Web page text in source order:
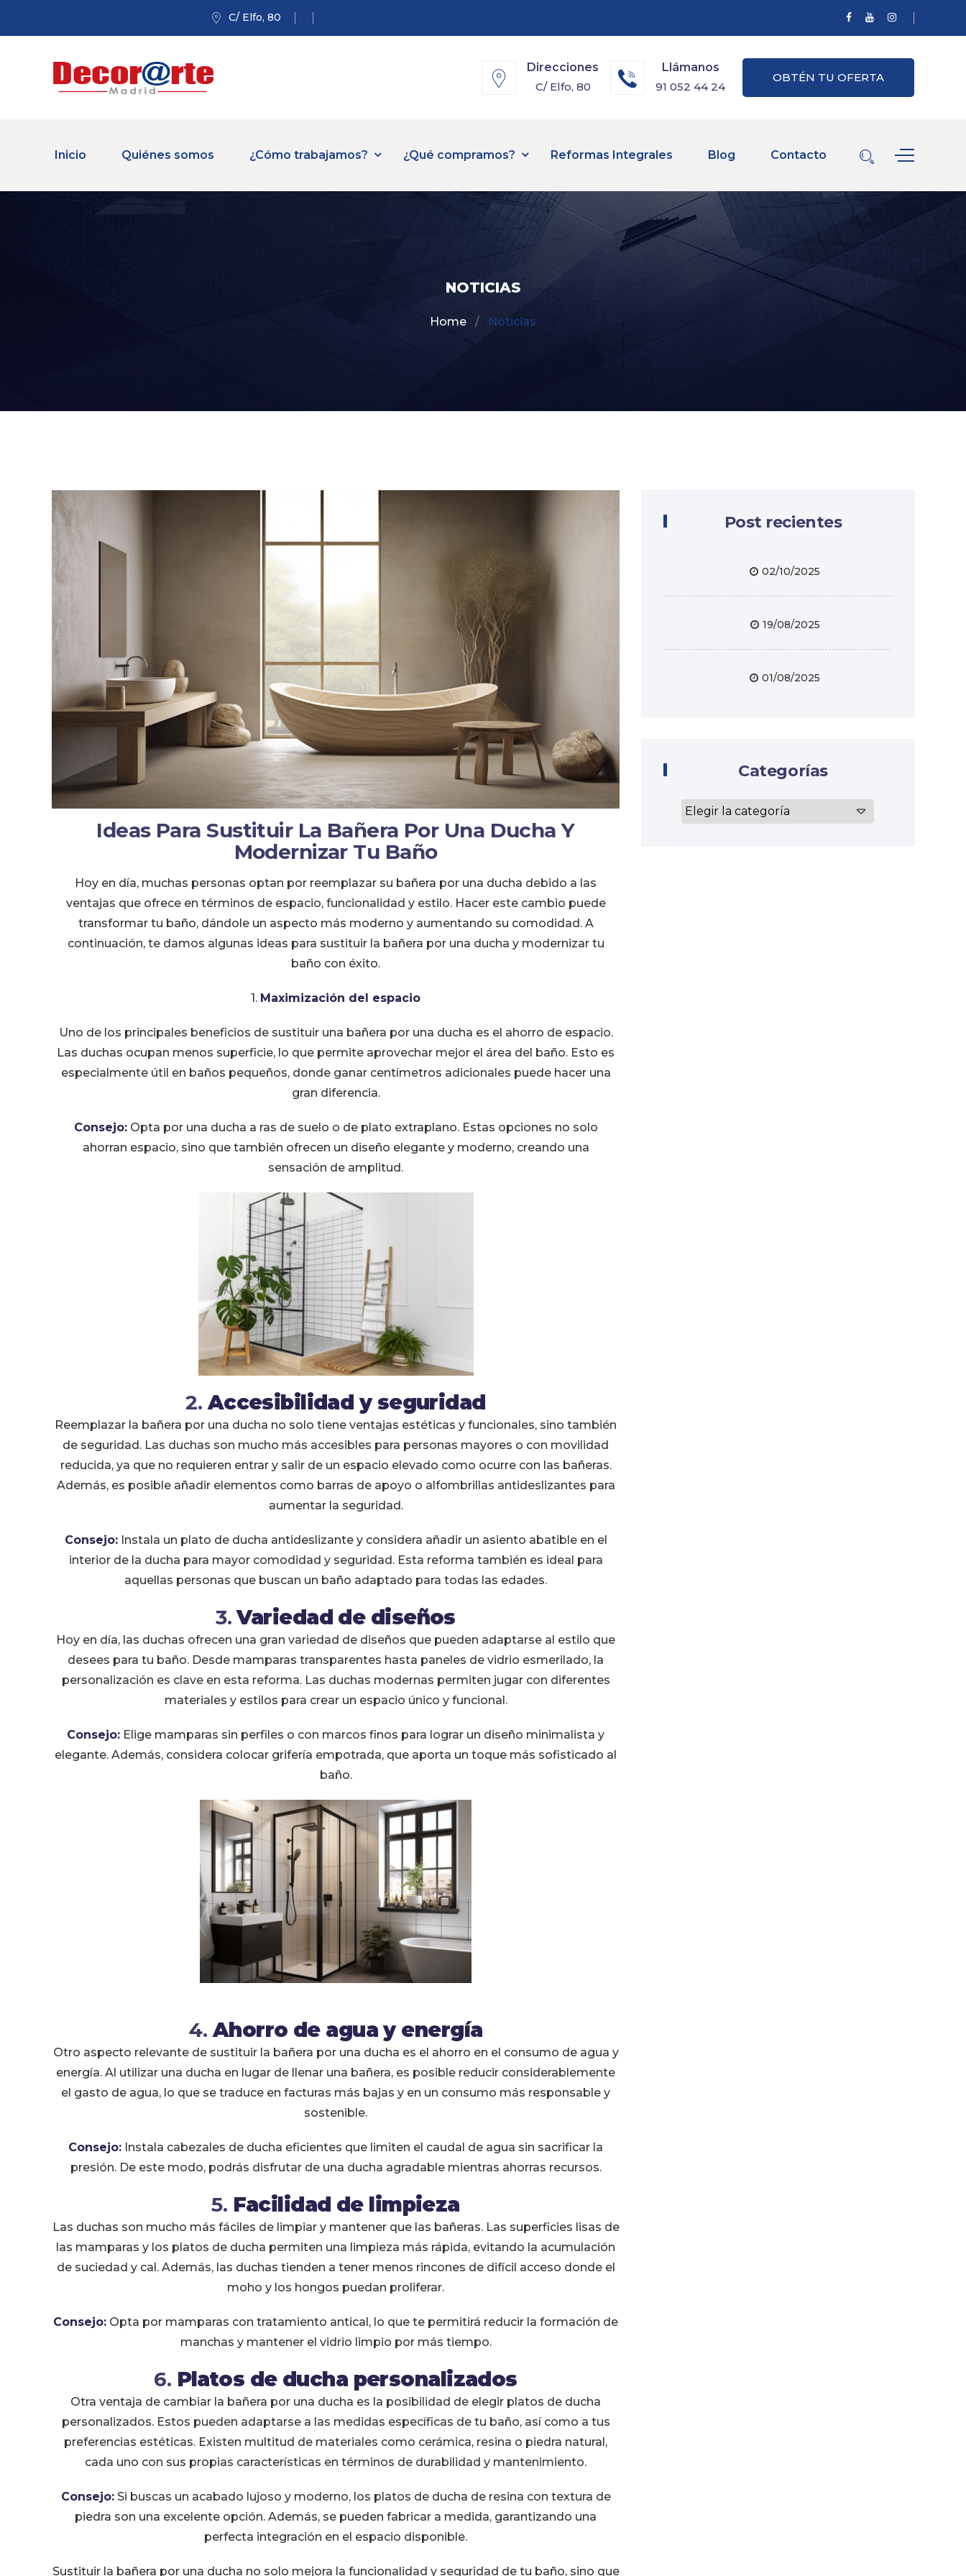
C/ Elfo, 80
Direcciones
C/ Elfo, 80
Llámanos
91 052 44 24
OBTÉN TU OFERTA
Inicio Quiénes somos ¿Cómo trabajamos? ¿Qué compramos? Reformas Integrales Blog Contacto
NOTICIAS
Home Noticias
Ideas Para Sustituir La Bañera Por Una Ducha Y
Modernizar Tu Baño
Hoy en día, muchas personas optan por reemplazar su bañera por una ducha debido a las
ventajas que ofrece en términos de espacio, funcionalidad y estilo. Hacer este cambio puede
transformar tu baño, dándole un aspecto más moderno y aumentando su comodidad. A
continuación, te damos algunas ideas para sustituir la bañera por una ducha y modernizar tu
baño con éxito.
1. Maximización del espacio
Uno de los principales beneficios de sustituir una bañera por una ducha es el ahorro de espacio.
Las duchas ocupan menos superficie, lo que permite aprovechar mejor el área del baño. Esto es
especialmente útil en baños pequeños, donde ganar centímetros adicionales puede hacer una
gran diferencia.
Consejo:Opta por una ducha a ras de suelo o de plato extraplano. Estas opciones no solo
ahorran espacio, sino que también ofrecen un diseño elegante y moderno, creando una
sensación de amplitud.
2.Accesibilidad y seguridad
Reemplazar la bañera por una ducha no solo tiene ventajas estéticas y funcionales, sino también
de seguridad. Las duchas son mucho más accesibles para personas mayores o con movilidad
reducida, ya que no requieren entrar y salir de un espacio elevado como ocurre con las bañeras.
Además, es posible añadir elementos como barras de apoyo o alfombrillas antideslizantes para
aumentar la seguridad.
Consejo:Instala un plato de ducha antideslizante y considera añadir un asiento abatible en el
interior de la ducha para mayor comodidad y seguridad. Esta reforma también es ideal para
aquellas personas que buscan un baño adaptado para todas las edades.
3.Variedad de diseños
Hoy en día, las duchas ofrecen una gran variedad de diseños que pueden adaptarse al estilo que
desees para tu baño. Desde mamparas transparentes hasta paneles de vidrio esmerilado, la
personalización es clave en esta reforma. Las duchas modernas permiten jugar con diferentes
materiales y estilos para crear un espacio único y funcional.
Consejo: Elige mamparas sin perfiles o con marcos finos para lograr un diseño minimalista y
elegante. Además, considera colocar grifería empotrada, que aporta un toque más sofisticado al
baño.
4.Ahorro de agua y energía
Otro aspecto relevante de sustituir la bañera por una ducha es el ahorro en el consumo de agua y
energía. Al utilizar una ducha en lugar de llenar una bañera, es posible reducir considerablemente
el gasto de agua, lo que se traduce en facturas más bajas y en un consumo más responsable y
sostenible.
Consejo: Instala cabezales de ducha eficientes que limiten el caudal de agua sin sacrificar la
presión. De este modo, podrás disfrutar de una ducha agradable mientras ahorras recursos.
5. Facilidad de limpieza
Las duchas son mucho más fáciles de limpiar y mantener que las bañeras. Las superficies lisas de
las mamparas y los platos de ducha permiten una limpieza más rápida, evitando la acumulación
de suciedad y cal. Además, las duchas tienden a tener menos rincones de difícil acceso donde el
moho y los hongos puedan proliferar.
Consejo: Opta por mamparas con tratamiento antical, lo que te permitirá reducir la formación de
manchas y mantener el vidrio limpio por más tiempo.
6. Platos de ducha personalizados
Otra ventaja de cambiar la bañera por una ducha es la posibilidad de elegir platos de ducha
personalizados. Estos pueden adaptarse a las medidas específicas de tu baño, así como a tus
preferencias estéticas. Existen multitud de materiales como cerámica, resina o piedra natural,
cada uno con sus propias características en términos de durabilidad y mantenimiento.
Consejo:Si buscas un acabado lujoso y moderno, los platos de ducha de resina con textura de
piedra son una excelente opción. Además, se pueden fabricar a medida, garantizando una
perfecta integración en el espacio disponible.
Sustituir la bañera por una ducha no solo mejora la funcionalidad y seguridad de tu baño, sino que
Post recientes
02/10/2025
19/08/2025
01/08/2025
Categorías